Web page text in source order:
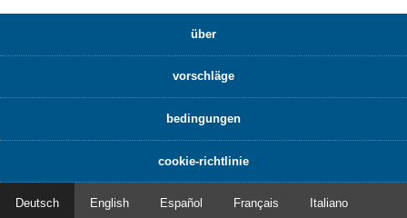
über
vorschläge
bedingungen
cookie-richtlinie
Deutsch English Español Français Italiano